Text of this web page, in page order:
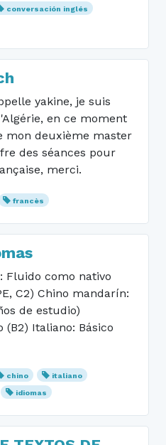
conversación inglés
yakine, je suis
en ce moment
mon deuxième master
des séances pour
merci.
francès
Fluido como nativo
C2) Chino mandarín:
de estudio)
Italiano: Básico
chino
italiano
idiomas